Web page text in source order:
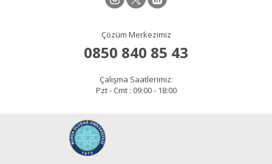
Çözüm Merkezimiz
0850 840 85 43
Çalışma Saatlerimiz:
Pzt - Cmt : 09:00 - 18:00